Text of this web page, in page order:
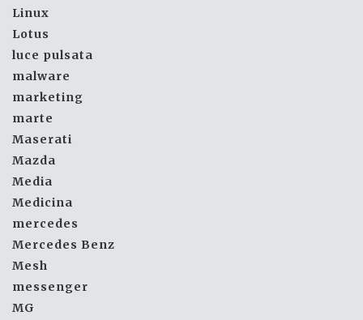
Linux
Lotus
luce pulsata
malware
marketing
marte
Maserati
Mazda
Media
Medicina
mercedes
Mercedes Benz
Mesh
messenger
MG